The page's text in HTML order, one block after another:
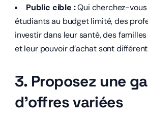
Public cible :Qui cherchez-
étudiants au budget limité, des
investir dans leur santé, des
et leur pouvoir d’achat sont
3. Proposez une
d’offres variées